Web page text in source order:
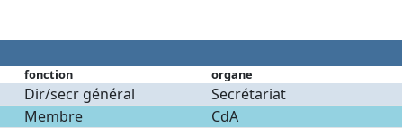
fonction organe
Dir/secr général
Secrétariat
Membre
CdA